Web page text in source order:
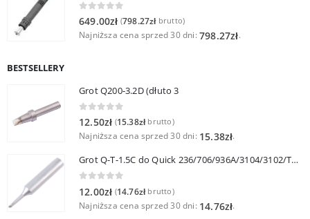
649.00zł (798.27złbrutto)
Najniższa cena sprzed 30 dni: 798.27zł.
BESTSELLERY
Grot Q200-3.2D (dłuto 3
0out of 5
12.50zł (15.38złbrutto)
Najniższa cena sprzed 30 dni: 15.38zł.
Grot Q-T-1.5C do Quick 236/706/936A/3104/3102/TS1100
12.00zł (14.76złbrutto)
Najniższa cena sprzed 30 dni: 14.76zł.